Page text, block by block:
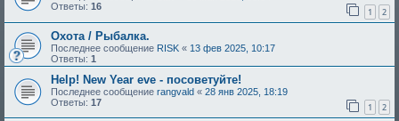
Ответы: 16 1 2
Охота / Рыбалка.
Последнее сообщение RISK « 13 фев 2025, 10:17
Ответы: 1
Help! New Year eve - посоветуйте!
Последнее сообщение rangvald « 28 янв 2025, 18:19
Ответы: 17 1 2